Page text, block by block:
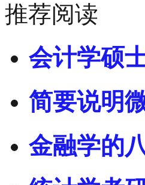
推荐阅读
会计学硕
简要说明
金融学的